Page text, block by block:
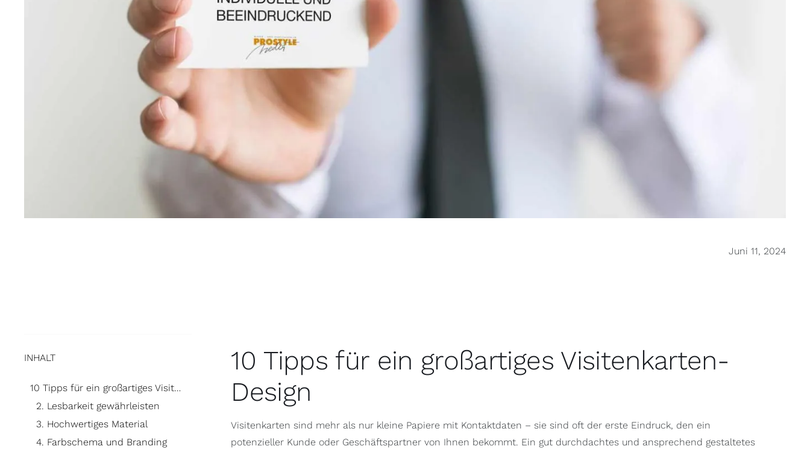
Juni 11, 2024
INHALT
10 Tipps für ein großartiges Visitenkarten-Design
2. Lesbarkeit gewährleisten
3. Hochwertiges Material
4. Farbschema und Branding
10 Tipps für ein großartiges Visitenkarten-
Design
Visitenkarten sind mehr als nur kleine Papiere mit Kontaktdaten – sie sind oft der erste Eindruck, den ein
potenzieller Kunde oder Geschäftspartner von Ihnen bekommt. Ein gut durchdachtes und ansprechend gestaltetes